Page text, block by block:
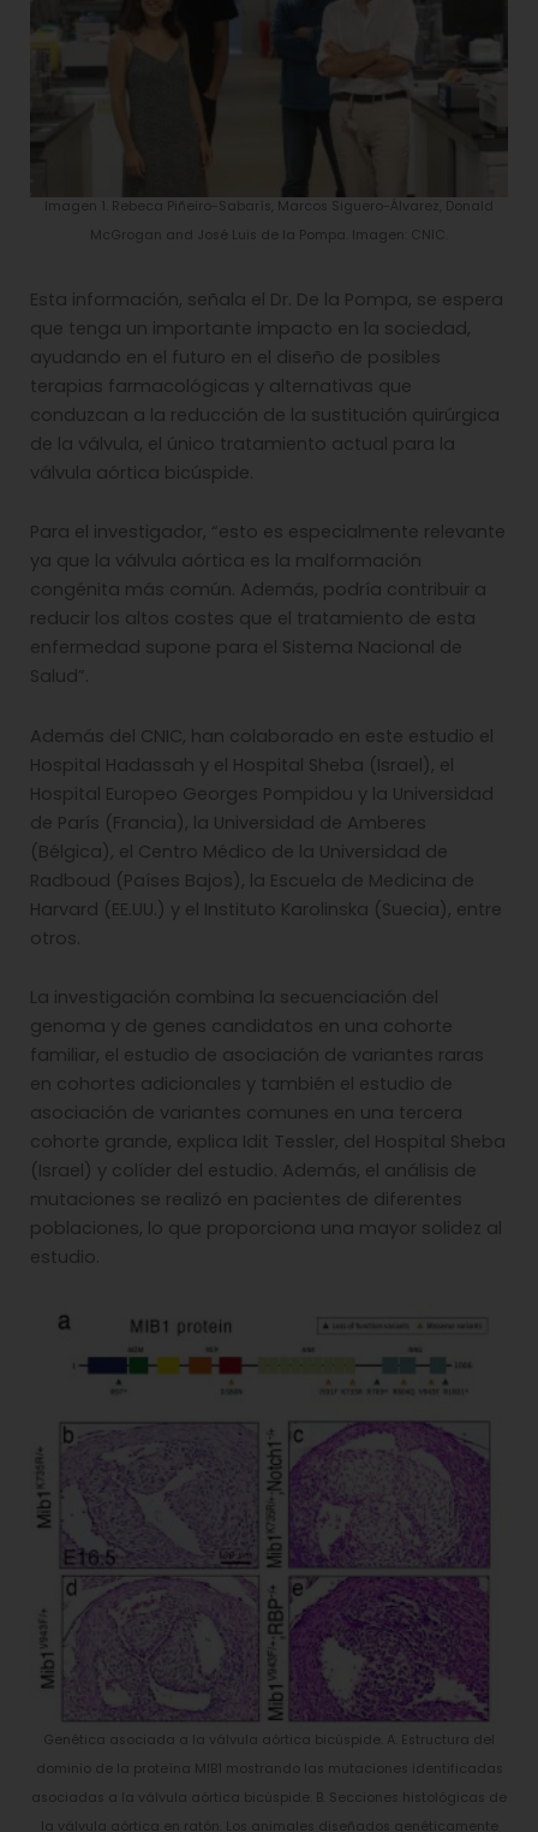
Imagen 1. Rebeca Piñeiro-Sabarís, Marcos Siguero-Álvarez, Donald
McGrogan and José Luis de la Pompa. Imagen: CNIC.
Esta información, señala el Dr. De la Pompa, se espera
que tenga un importante impacto en la sociedad,
ayudando en el futuro en el diseño de posibles
terapias farmacológicas y alternativas que
conduzcan a la reducción de la sustitución quirúrgica
de la válvula, el único tratamiento actual para la
válvula aórtica bicúspide.
Para el investigador, “esto es especialmente relevante
ya que la válvula aórtica es la malformación
congénita más común. Además, podría contribuir a
reducir los altos costes que el tratamiento de esta
enfermedad supone para el Sistema Nacional de
Salud”.
Además del CNIC, han colaborado en este estudio el
Hospital Hadassah y el Hospital Sheba (Israel), el
Hospital Europeo Georges Pompidou y la Universidad
de París (Francia), la Universidad de Amberes
(Bélgica), el Centro Médico de la Universidad de
Radboud (Países Bajos), la Escuela de Medicina de
Harvard (EE.UU.) y el Instituto Karolinska (Suecia), entre
otros.
La investigación combina la secuenciación del
genoma y de genes candidatos en una cohorte
familiar, el estudio de asociación de variantes raras
en cohortes adicionales y también el estudio de
asociación de variantes comunes en una tercera
cohorte grande, explica Idit Tessler, del Hospital Sheba
(Israel) y colíder del estudio. Además, el análisis de
mutaciones se realizó en pacientes de diferentes
poblaciones, lo que proporciona una mayor solidez al
estudio.
Genética asociada a la válvula aórtica bicúspide. A. Estructura del
dominio de la proteína MIB1 mostrando las mutaciones identificadas
asociadas a la válvula aórtica bicúspide. B. Secciones histológicas de
la válvula aórtica en ratón. Los animales diseñados genéticamente